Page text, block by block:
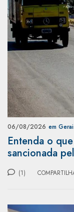
06/08/2026 em
Entenda o
sancionada
(1)